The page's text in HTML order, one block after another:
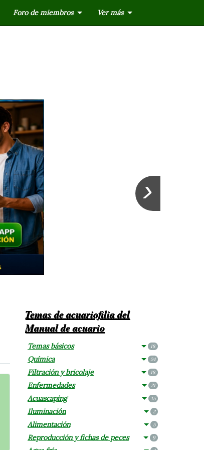
Foro de miembros Ver más
›
Temas de acuariofilia del
Manual de acuario
Temas básicos 18
Química 24
Filtración y bricolaje 18
Enfermedades 21
Acuascaping 15
Iluminación 2
Alimentación 5
Reproducción y fichas de peces 9